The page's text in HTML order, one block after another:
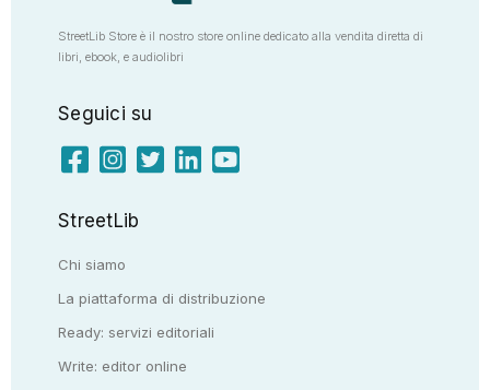
StreetLib Store è il nostro store online dedicato alla vendita diretta di
libri, ebook, e audiolibri
Seguici su
StreetLib
Chi siamo
La piattaforma di distribuzione
Ready: servizi editoriali
Write: editor online